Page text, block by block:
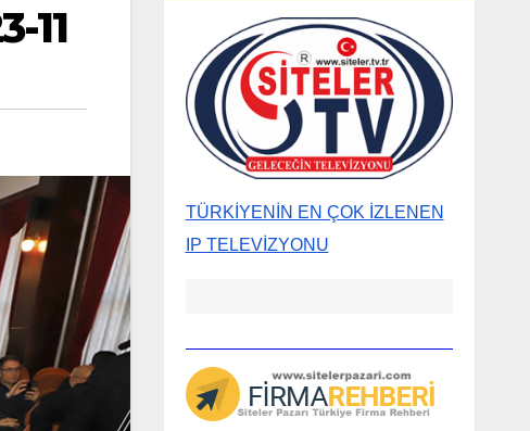
11
TÜRKİYENİN EN ÇOK İZLENEN
IP TELEVİZYONU